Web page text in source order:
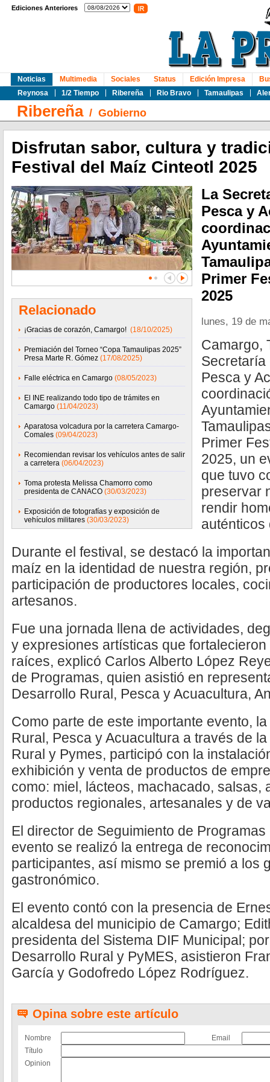
Ediciones Anteriores
Noticias
Reynosa
1/2 Tiempo Ribereña Rio Bravo Tamaulipas
Multimedia Sociales Status Edición Impresa
Ribereña/ Gobierno
Disfrutan sabor, cultura y
Festival del Maíz Cinteotl 2025
Relacionado
¡Gracias de corazón, Camargo! (18/10/2025)
Premiación del Torneo “Copa Tamaulipas 2025”
Presa Marte R. Gómez (17/08/2025)
Falle eléctrica en Camargo (08/05/2023)
El INE realizando todo tipo de trámites en
Camargo (11/04/2023)
Aparatosa volcadura por la carretera Camargo-
Comales (09/04/2023)
Recomiendan revisar los vehículos antes de salir
a carretera (06/04/2023)
Toma protesta Melissa Chamorro como
presidenta de CANACO (30/03/2023)
Exposición de fotografías y exposición de
vehículos militares (30/03/2023)
La
Pesca y
Primer
2025
lunes, 19 de
Camargo,
Secretaría
Pesca y
Primer
2025, un
que tuvo
preservar
rendir
auténticos
Durante el festival, se destacó la
maíz en la identidad de nuestra región,
participación de productores locales,
artesanos.
Fue una jornada llena de actividades,
y expresiones artísticas que
raíces, explicó Carlos Alberto López
de Programas, quien asistió en
Desarrollo Rural, Pesca y Acuacultura,
Como parte de este importante evento,
Rural, Pesca y Acuacultura a través de
Rural y Pymes, participó con la
exhibición y venta de productos de
como: miel, lácteos, machacado, salsas,
productos regionales, artesanales y de
El director de Seguimiento de
evento se realizó la entrega de
participantes, así mismo se premió a los
gastronómico.
El evento contó con la presencia de
alcaldesa del municipio de Camargo;
presidenta del Sistema DIF Municipal;
Desarrollo Rural y PyMES, asistieron
García y Godofredo López Rodríguez.
Opina sobre este artículo
Nombre
Email
Título
Opinion